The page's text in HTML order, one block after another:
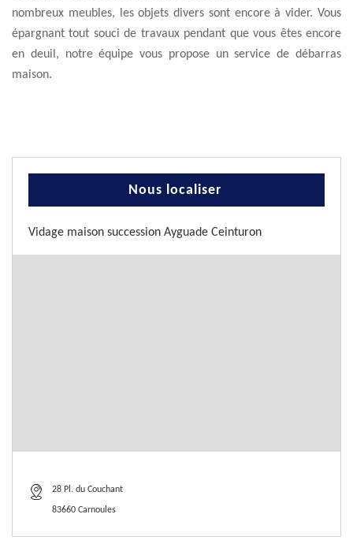
nombreux meubles, les objets divers sont encore à vider. Vous
épargnant tout souci de travaux pendant que vous êtes encore
en deuil, notre équipe vous propose un service de débarras
maison.
Nous localiser
Vidage maison succession Ayguade Ceinturon
28 Pl. du Couchant
83660 Carnoules